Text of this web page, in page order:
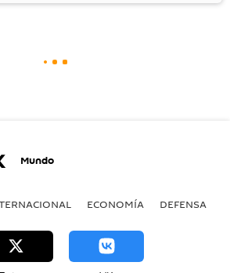
Mundo
ECONOMÍA DEFENSA